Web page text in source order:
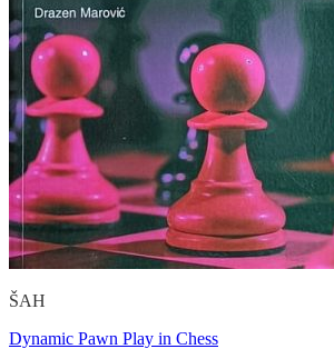
ŠAH
Dynamic Pawn Play in Chess